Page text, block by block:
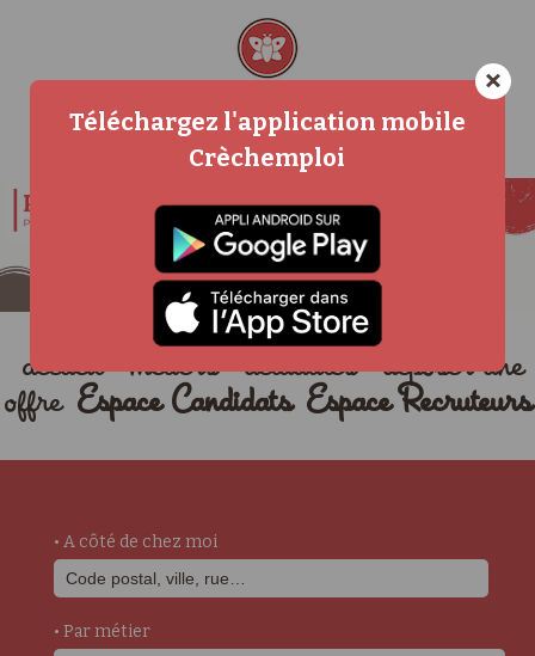
accueil métiers actualités
déposer une
offre Espace Candidats Espace Recruteurs
• A côté de chez moi
• Par métier
×
Téléchargez l'application mobile
Crèchemploi